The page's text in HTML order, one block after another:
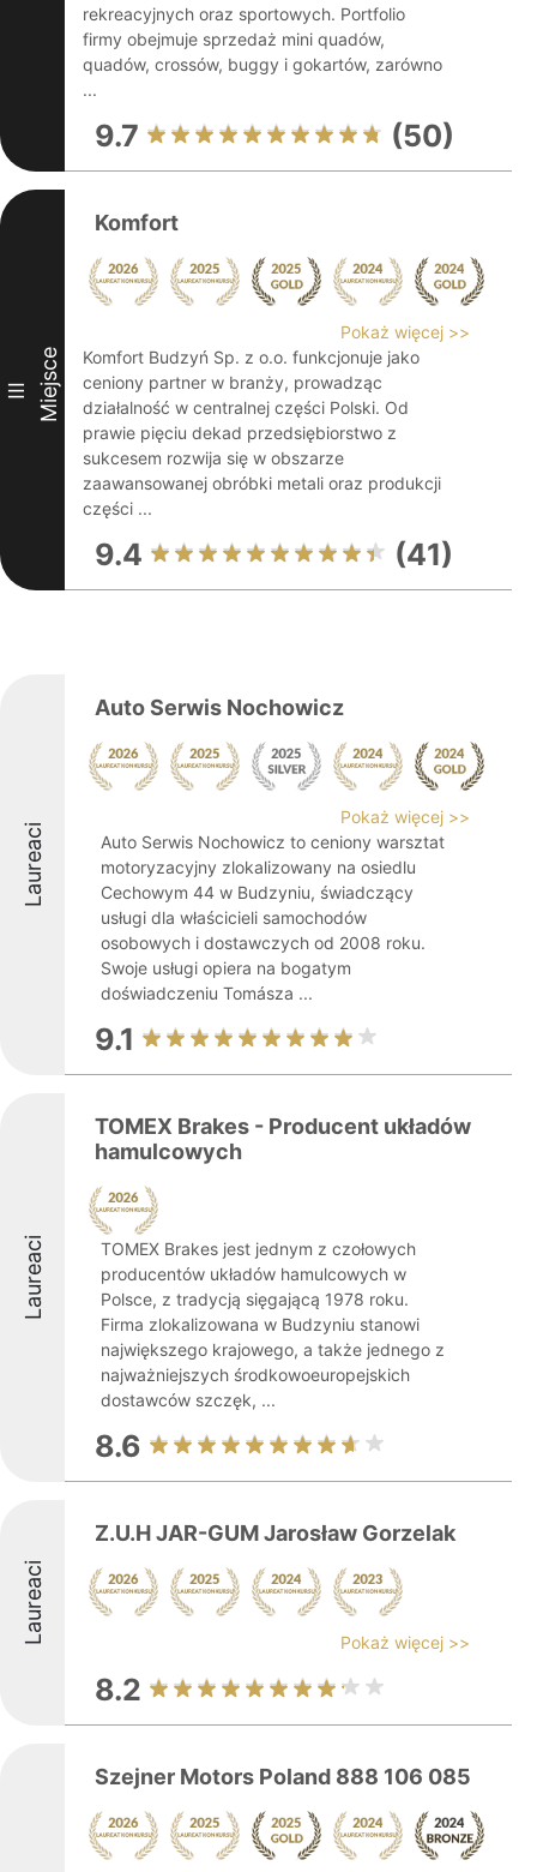
rekreacyjnych oraz sportowych. Portfolio
firmy obejmuje sprzedaż mini quadów,
quadów, crossów, buggy i gokartów, zarówno
...
9.7 (50)
III Miejsce
Komfort
Pokaż więcej >>
Komfort Budzyń Sp. z o.o. funkcjonuje jako
ceniony partner w branży, prowadząc
działalność w centralnej części Polski. Od
prawie pięciu dekad przedsiębiorstwo z
sukcesem rozwija się w obszarze
zaawansowanej obróbki metali oraz produkcji
części ...
9.4 (41)
Laureaci
Auto Serwis Nochowicz
Pokaż więcej >>
Auto Serwis Nochowicz to ceniony warsztat
motoryzacyjny zlokalizowany na osiedlu
Cechowym 44 w Budzyniu, świadczący
usługi dla właścicieli samochodów
osobowych i dostawczych od 2008 roku.
Swoje usługi opiera na bogatym
doświadczeniu Tomásza ...
9.1
Laureaci
TOMEX Brakes - Producent układów
hamulcowych
TOMEX Brakes jest jednym z czołowych
producentów układów hamulcowych w
Polsce, z tradycją sięgającą 1978 roku.
Firma zlokalizowana w Budzyniu stanowi
największego krajowego, a także jednego z
najważniejszych środkowoeuropejskich
dostawców szczęk, ...
8.6
Laureaci
Z.U.H JAR-GUM Jarosław Gorzelak
Pokaż więcej >>
8.2
Szejner Motors Poland 888 106 085